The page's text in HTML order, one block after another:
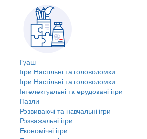
Гуаш
Ігри Настільні та головоломки
Ігри Настільні та головоломки
Інтелектуальні та ерудовані ігри
Пазли
Розвиваючі та навчальні ігри
Розважальні ігри
Економічні ігри